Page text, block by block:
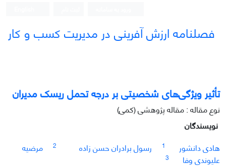
فصلنامه ارزش آفرینی در مدیریت کسب و کار
تأثیر ویژگی‌های شخصیتی بر درجه تحمل ریسک مدیران
نوع مقاله : مقاله پژوهشی (کمی)
نویسندگان
هادی دانشور
1 رسول برادران حسن زاده 2
مرضیه
علیوندی وفا
3